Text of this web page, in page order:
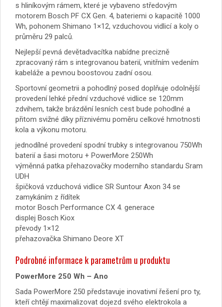
s hliníkovým rámem, které je vybaveno středovým
motorem Bosch PF CX Gen. 4, bateriemi o kapacitě 1000
Wh, pohonem Shimano 1×12, vzduchovou vidlicí a koly o
průměru 29 palců.
Nejlepší pevná devětadvacítka nabídne precizně
zpracovaný rám s integrovanou baterií, vnitřním vedením
kabeláže a pevnou boostovou zadní osou.
Sportovní geometrii a pohodlný posed doplňuje odolnější
provedení lehké přední vzduchové vidlice se 120mm
zdvihem, takže brázdění lesních cest bude pohodlné a
přitom svižné díky příznivému poměru celkové hmotnosti
kola a výkonu motoru.
jednodílné provedení spodní trubky s integrovanou 750Wh
baterií a šasi motoru + PowerMore 250Wh
výměnná patka přehazovačky moderního standardu Sram
UDH
špičková vzduchová vidlice SR Suntour Axon 34 se
zamykáním z řídítek
motor Bosch Performance CX 4. generace
displej Bosch Kiox
převody 1×12
přehazovačka Shimano Deore XT
Podrobné informace k parametrům u produktu
PowerMore 250 Wh – Ano
Sada PowerMore 250 představuje inovativní řešení pro ty,
kteří chtějí maximalizovat dojezd svého elektrokola a